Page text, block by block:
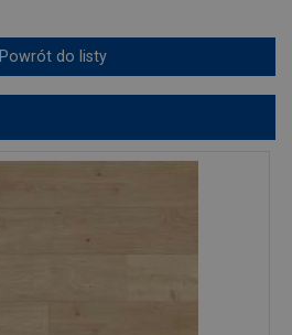
Powrót do listy